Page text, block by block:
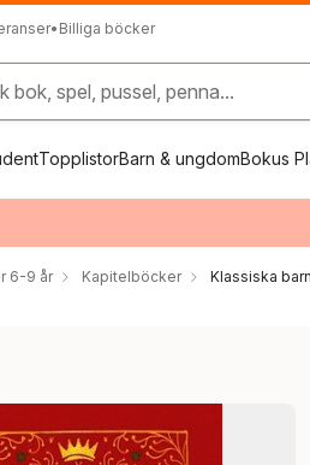
• Billiga böcker
bok, spel, pussel, penna...
TopplistorBarn & ungdomBokus
6-9 år Kapitelböcker Klassiska